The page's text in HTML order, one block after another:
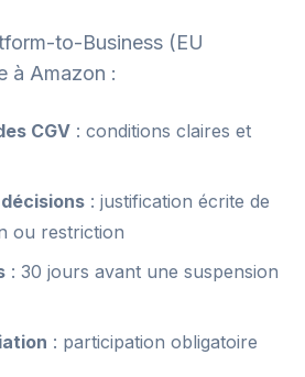
to-Business (EU
à Amazon :
CGV : conditions claires et
: justification écrite de
ou restriction
: 30 jours avant une suspension
: participation obligatoire